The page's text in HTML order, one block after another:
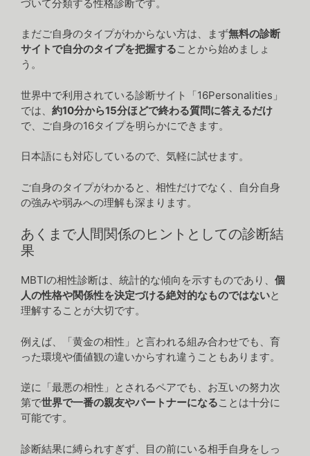
づいて分類する性格診断です。
まだご自身のタイプがわからない方は、まず無料の診断
サイトで自分のタイプを把握することから始めましょ
う。
世界中で利用されている診断サイト「16Personalities」
では、 約10分から15分ほどで終わる質問に答えるだけ
で、ご自身の16タイプを明らかにできます。
日本語にも対応しているので、気軽に試せます。
ご自身のタイプがわかると、相性だけでなく、自分自身
の強みや弱みへの理解も深まります。
あくまで人間関係のヒントとしての診断結
果
MBTIの相性診断は、統計的な傾向を示すものであり、 個
人の性格や関係性を決定づける絶対的なものではないと
理解することが大切です。
例えば、「黄金の相性」と言われる組み合わせでも、育
った環境や価値観の違いからすれ違うこともあります。
逆に「最悪の相性」とされるペアでも、お互いの努力次
第で世界で一番の親友やパートナーになることは十分に
可能です。
診断結果に縛られすぎず、目の前にいる相手自身をしっ